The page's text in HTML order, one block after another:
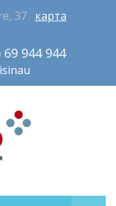
37 карта
69 944 944